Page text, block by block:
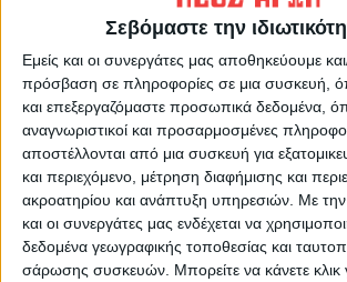
Σεβόμαστε την
Εμείς και οι συνεργάτες μας αποθηκεύουμε
πρόσβαση σε πληροφορίες σε μια συσκευή,
και επεξεργαζόμαστε προσωπικά δεδομένα,
αναγνωριστικοί και προσαρμοσμένες
αποστέλλονται από μια συσκευή για
και περιεχόμενο, μέτρηση διαφήμισης και
ακροατηρίου και ανάπτυξη υπηρεσιών. Με την
και οι συνεργάτες μας ενδέχεται να
δεδομένα γεωγραφικής τοποθεσίας και
σάρωσης συσκευών. Μπορείτε να κάνετε κλικ
Ρύθμιση κυκλοφορίας στο...
ΝΕΟΣ ΑΓΩΝ